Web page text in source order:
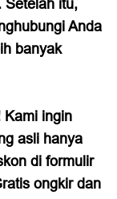
Setelah itu,
Anda
banyak
Kami ingin
asli hanya
di formulir
ongkir dan